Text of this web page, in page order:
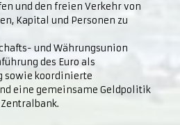
und den freien Verkehr von
Kapital und Personen zu
und Währungsunion
des Euro als
sowie koordinierte
eine gemeinsame Geldpolitik